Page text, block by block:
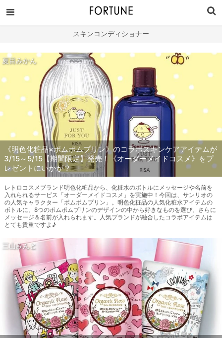
スキンコンディショナー
夏目みかん
《明色化粧品×ポムポムプリン》のコラボスキンケアアイテムが
3/15～5/15【期間限定】発売！《オーダーメイドコスメ》をプ
レゼントにいかが？
レトロコスメブランド明色化粧品から、化粧水のボトルにメッセージや名前を
入れられるサービス「オーダーメイドコスメ」を実施中！今回は、サンリオの
の人気キャラクター「ポムポムプリン」。明色化粧品の人気化粧水アイテムの
ボトルに、8つのポムポムプリンのデザインの中から好きなものを選び、さらに
メッセージ＆名前が入れられます。人気ブランドが融合したコラボアイテムは
とても貴重ですよ♪
三山みんと